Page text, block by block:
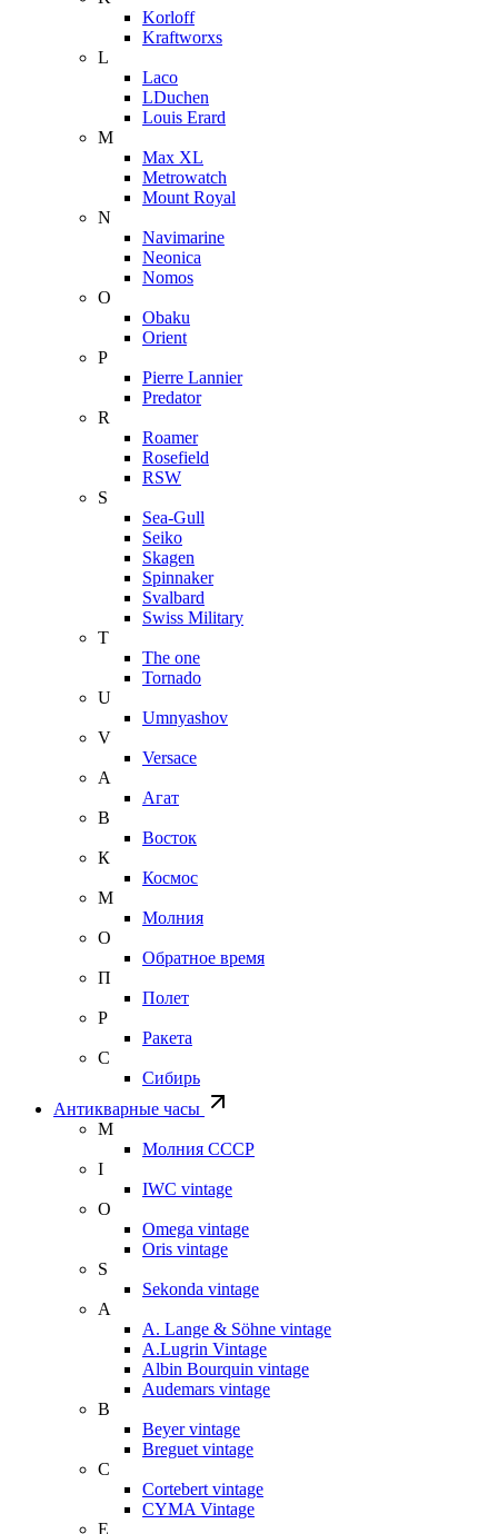
Korloff
Kraftworxs
L
Laco
LDuchen
Louis Erard
M
Max XL
Metrowatch
Mount Royal
N
Navimarine
Neonica
Nomos
O
Obaku
Orient
P
Pierre Lannier
Predator
R
Roamer
Rosefield
RSW
S
Sea-Gull
Seiko
Skagen
Spinnaker
Svalbard
Swiss Military
T
The one
Tornado
U
Umnyashov
V
Versace
А
Агат
В
Восток
К
Космос
М
Молния
О
Обратное время
П
Полет
Р
Ракета
С
Сибирь
Антикварные часы
М
Молния СССР
I
IWC vintage
O
Omega vintage
Oris vintage
S
Sekonda vintage
A
A. Lange & Söhne vintage
A.Lugrin Vintage
Albin Bourquin vintage
Audemars vintage
B
Beyer vintage
Breguet vintage
C
Cortebert vintage
CYMA Vintage
E